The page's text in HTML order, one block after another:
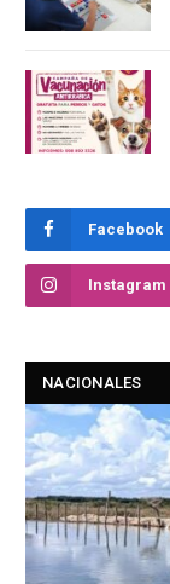
Facebook
Instagram
NACIONALES